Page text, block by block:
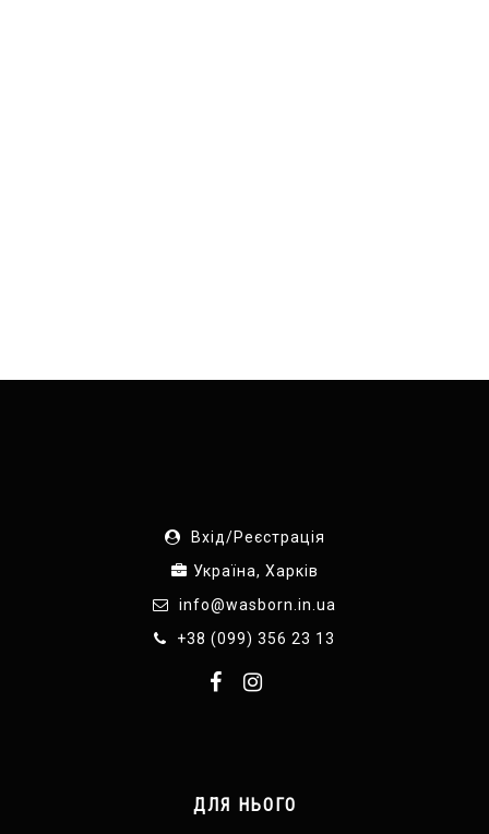
Вхід/Реєстрація
Україна, Харків
info@wasborn.in.ua
+38 (099) 356 23 13
ДЛЯ НЬОГО